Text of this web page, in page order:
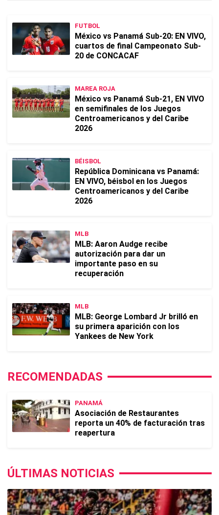
FUTBOL
México vs Panamá Sub-20: EN VIVO,
cuartos de final Campeonato Sub-
20 de CONCACAF
MAREA ROJA
México vs Panamá Sub-21, EN VIVO
en semifinales de los Juegos
Centroamericanos y del Caribe
2026
BÉISBOL
República Dominicana vs Panamá:
EN VIVO, béisbol en los Juegos
Centroamericanos y del Caribe
2026
MLB
MLB: Aaron Audge recibe
autorización para dar un
importante paso en su
recuperación
MLB
MLB: George Lombard Jr brilló en
su primera aparición con los
Yankees de New York
RECOMENDADAS
PANAMÁ
Asociación de Restaurantes
reporta un 40% de facturación tras
reapertura
ÚLTIMAS NOTICIAS